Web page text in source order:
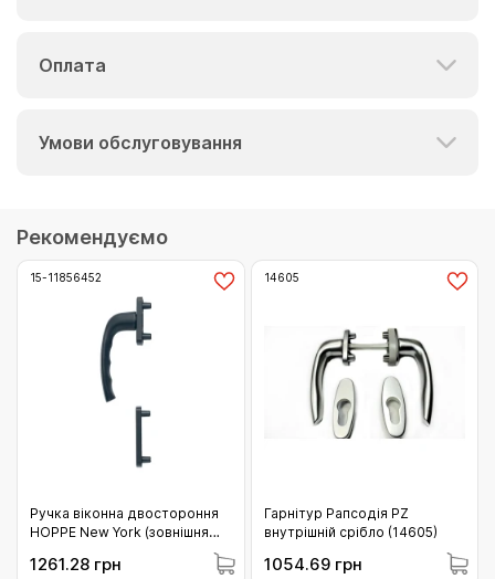
Оплата
Умови обслуговування
Рекомендуємо
15-11856452
Ручка віконна двостороння
HOPPE New York (зовнішня
матова (11856452)
1261.28 грн
14605
Гарнітур Рапсодія PZ
внутрішній срібло (14605)
1054.69 грн